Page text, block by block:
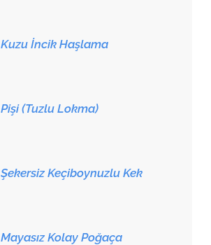
Kuzu İncik Haşlama
Pişi (Tuzlu Lokma)
Şekersiz Keçiboynuzlu Kek
Mayasız Kolay Poğaça